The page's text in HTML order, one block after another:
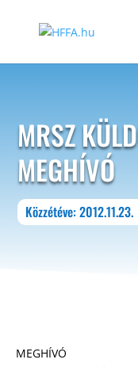
MRSZ
MEGHÍVÓ
Közzétéve: 2012.11.23.
MEGHÍVÓ